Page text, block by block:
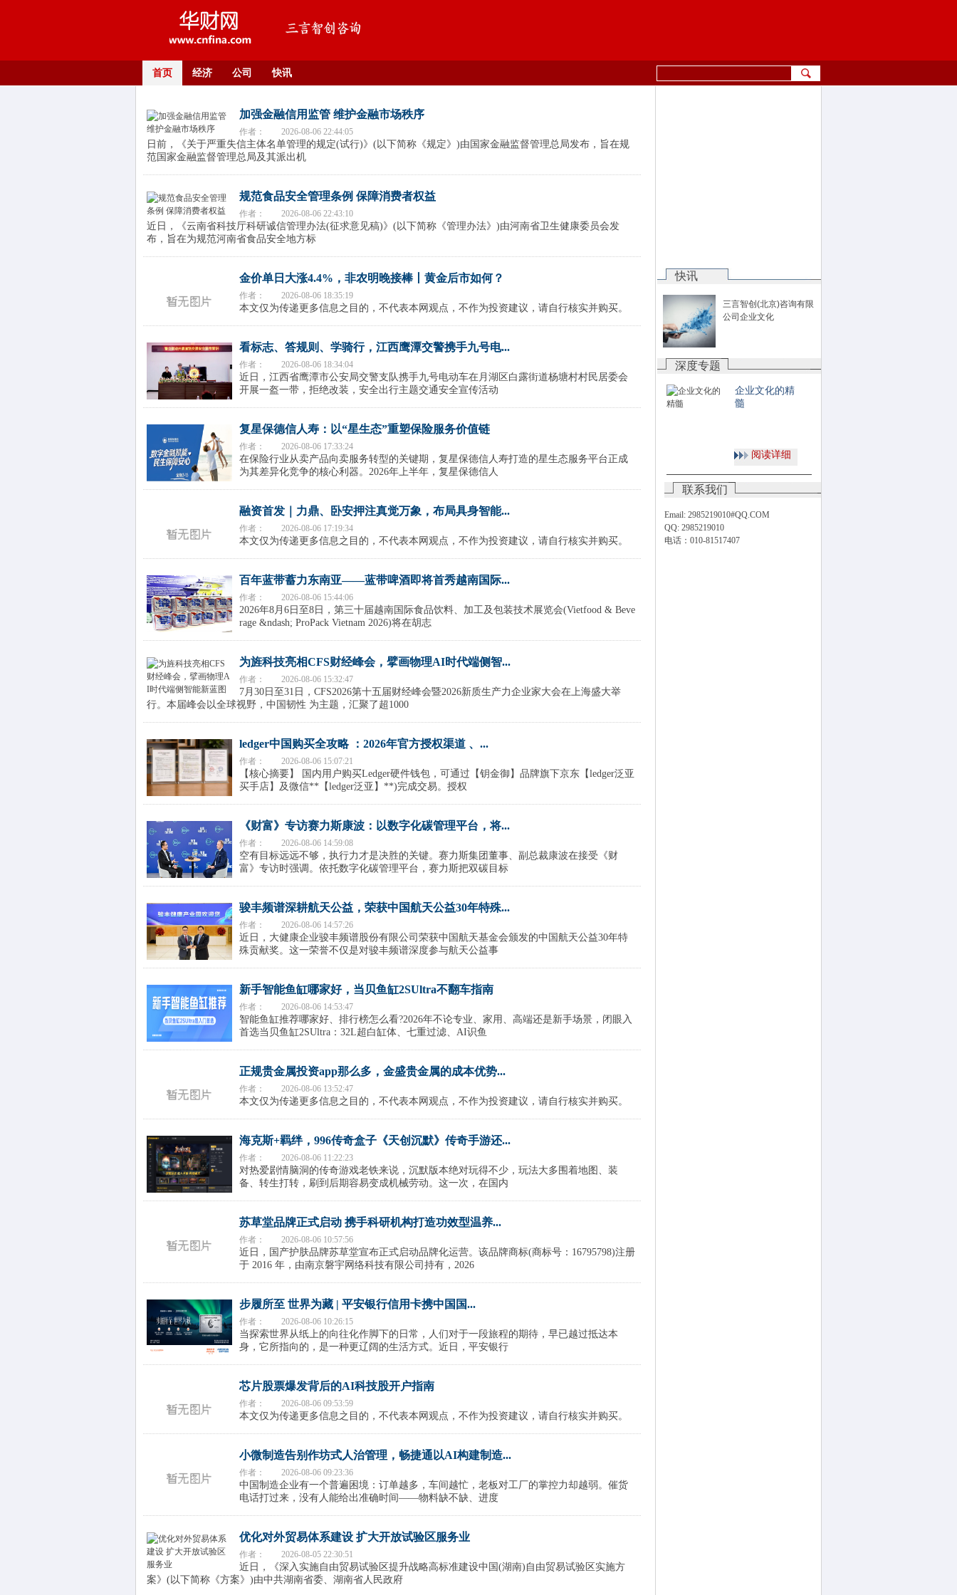
首页 经济 公司 快讯
加强金融信用监管 维护金融市场秩序
作者： 2026-08-06 22:44:05
日前，《关于严重失信主体名单管理的规定(试行)》(以下简称《规定》)由国家金融监督管理总局发布，旨在规
范国家金融监督管理总局及其派出机
规范食品安全管理条例 保障消费者权益
作者： 2026-08-06 22:43:10
近日，《云南省科技厅科研诚信管理办法(征求意见稿)》(以下简称《管理办法》)由河南省卫生健康委员会发
布，旨在为规范河南省食品安全地方标
金价单日大涨4.4%，非农明晚接棒丨黄金后市如何？
作者： 2026-08-06 18:35:19
本文仅为传递更多信息之目的，不代表本网观点，不作为投资建议，请自行核实并购买。
看标志、答规则、学骑行，江西鹰潭交警携手九号电...
作者： 2026-08-06 18:34:04
近日，江西省鹰潭市公安局交警支队携手九号电动车在月湖区白露街道杨塘村村民居委会
开展一盔一带，拒绝改装，安全出行主题交通安全宣传活动
复星保德信人寿：以“星生态”重塑保险服务价值链
作者： 2026-08-06 17:33:24
在保险行业从卖产品向卖服务转型的关键期，复星保德信人寿打造的星生态服务平台正成
为其差异化竞争的核心利器。2026年上半年，复星保德信人
融资首发｜力鼎、卧安押注真觉万象，布局具身智能...
作者： 2026-08-06 17:19:34
本文仅为传递更多信息之目的，不代表本网观点，不作为投资建议，请自行核实并购买。
百年蓝带蓄力东南亚——蓝带啤酒即将首秀越南国际...
作者： 2026-08-06 15:44:06
2026年8月6日至8日，第三十届越南国际食品饮料、加工及包装技术展览会(Vietfood & Beve
rage &ndash; ProPack Vietnam 2026)将在胡志
为旌科技亮相CFS财经峰会，擘画物理AI时代端侧智...
作者： 2026-08-06 15:32:47
7月30日至31日，CFS2026第十五届财经峰会暨2026新质生产力企业家大会在上海盛大举
行。本届峰会以全球视野，中国韧性 为主题，汇聚了超1000
ledger中国购买全攻略 ：2026年官方授权渠道 、...
作者： 2026-08-06 15:07:21
【核心摘要】 国内用户购买Ledger硬件钱包，可通过【钥金御】品牌旗下京东【ledger泛亚
买手店】及微信**【ledger泛亚】**)完成交易。授权
《财富》专访赛力斯康波：以数字化碳管理平台，将...
作者： 2026-08-06 14:59:08
空有目标远远不够，执行力才是决胜的关键。赛力斯集团董事、副总裁康波在接受《财
富》专访时强调。依托数字化碳管理平台，赛力斯把双碳目标
骏丰频谱深耕航天公益，荣获中国航天公益30年特殊...
作者： 2026-08-06 14:57:26
近日，大健康企业骏丰频谱股份有限公司荣获中国航天基金会颁发的中国航天公益30年特
殊贡献奖。这一荣誉不仅是对骏丰频谱深度参与航天公益事
新手智能鱼缸哪家好，当贝鱼缸2SUltra不翻车指南
作者： 2026-08-06 14:53:47
智能鱼缸推荐哪家好、排行榜怎么看?2026年不论专业、家用、高端还是新手场景，闭眼入
首选当贝鱼缸2SUltra：32L超白缸体、七重过滤、AI识鱼
正规贵金属投资app那么多，金盛贵金属的成本优势...
作者： 2026-08-06 13:52:47
本文仅为传递更多信息之目的，不代表本网观点，不作为投资建议，请自行核实并购买。
海克斯+羁绊，996传奇盒子《天创沉默》传奇手游还...
作者： 2026-08-06 11:22:23
对热爱剧情脑洞的传奇游戏老铁来说，沉默版本绝对玩得不少，玩法大多围着地图、装
备、转生打转，刷到后期容易变成机械劳动。这一次，在国内
苏草堂品牌正式启动 携手科研机构打造功效型温养...
作者： 2026-08-06 10:57:56
近日，国产护肤品牌苏草堂宣布正式启动品牌化运营。该品牌商标(商标号：16795798)注册
于 2016 年，由南京磐宇网络科技有限公司持有，2026
步履所至 世界为藏 | 平安银行信用卡携中国国...
作者： 2026-08-06 10:26:15
当探索世界从纸上的向往化作脚下的日常，人们对于一段旅程的期待，早已越过抵达本
身，它所指向的，是一种更辽阔的生活方式。近日，平安银行
芯片股票爆发背后的AI科技股开户指南
作者： 2026-08-06 09:53:59
本文仅为传递更多信息之目的，不代表本网观点，不作为投资建议，请自行核实并购买。
小微制造告别作坊式人治管理，畅捷通以AI构建制造...
作者： 2026-08-06 09:23:36
中国制造企业有一个普遍困境：订单越多，车间越忙，老板对工厂的掌控力却越弱。催货
电话打过来，没有人能给出准确时间——物料缺不缺、进度
优化对外贸易体系建设 扩大开放试验区服务业
作者： 2026-08-05 22:30:51
近日，《深入实施自由贸易试验区提升战略高标准建设中国(湖南)自由贸易试验区实施方
案》(以下简称《方案》)由中共湖南省委、湖南省人民政府
快讯
三言智创(北京)咨询有限
公司企业文化
深度专题
企业文化的精
髓
阅读详细
联系我们
Email: 2985219010#QQ.COM
QQ: 2985219010
电话：010-81517407